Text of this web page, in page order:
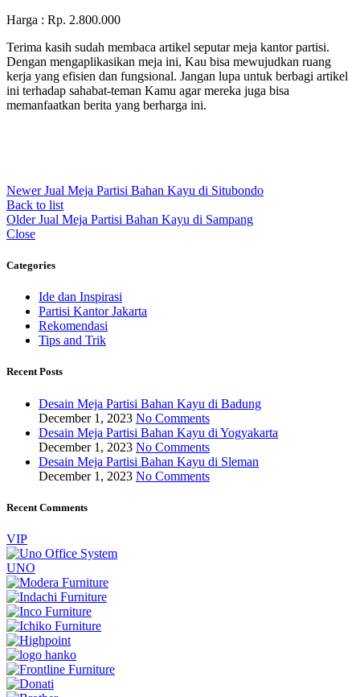
Harga : Rp. 2.800.000
Terima kasih sudah membaca artikel seputar meja kantor partisi.
Dengan mengaplikasikan meja ini, Kau bisa mewujudkan ruang
kerja yang efisien dan fungsional. Jangan lupa untuk berbagi artikel
ini terhadap sahabat-teman Kamu agar mereka juga bisa
memanfaatkan berita yang berharga ini.
Newer Jual Meja Partisi Bahan Kayu di Situbondo
Back to list
Older Jual Meja Partisi Bahan Kayu di Sampang
Close
Categories
Ide dan Inspirasi
Partisi Kantor Jakarta
Rekomendasi
Tips and Trik
Recent Posts
Desain Meja Partisi Bahan Kayu di Badung
December 1, 2023 No Comments
Desain Meja Partisi Bahan Kayu di Yogyakarta
December 1, 2023 No Comments
Desain Meja Partisi Bahan Kayu di Sleman
December 1, 2023 No Comments
Recent Comments
VIP
UNO